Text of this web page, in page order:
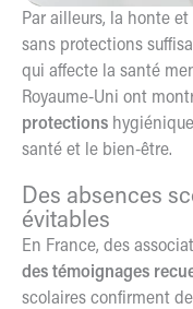
Par ailleurs, la honte
sans protections
qui affecte la santé
Royaume-Uni ont
protections
santé et le bien-être.
Des absences
évitables
En France, des
des témoignages
scolaires confirment